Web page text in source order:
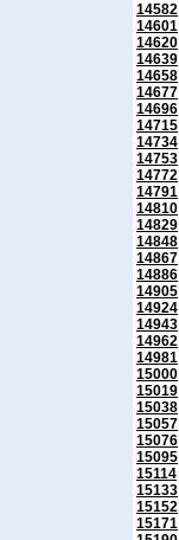
14582
14601
14620
14639
14658
14677
14696
14715
14734
14753
14772
14791
14810
14829
14848
14867
14886
14905
14924
14943
14962
14981
15000
15019
15038
15057
15076
15095
15114
15133
15152
15171